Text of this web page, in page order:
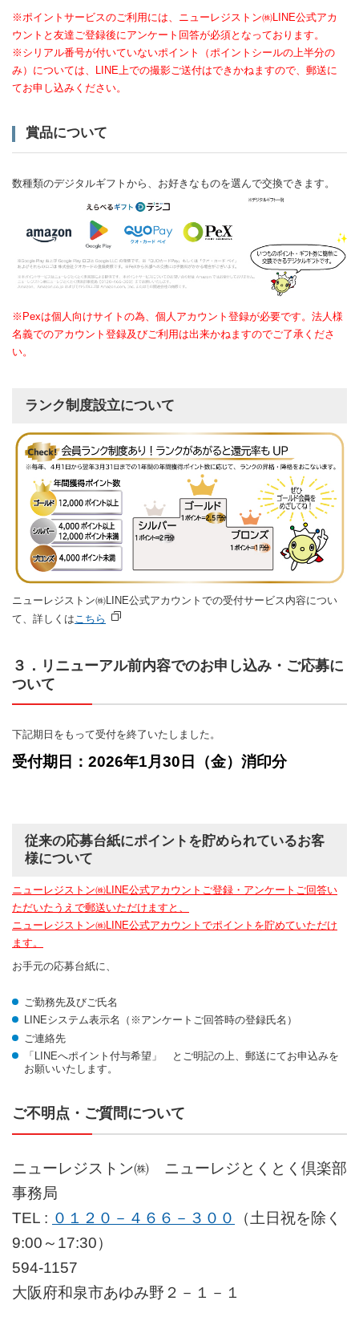
※ポイントサービスのご利用には、ニューレジストン㈱LINE公式アカ
ウントと友達ご登録後にアンケート回答が必須となっております。
※シリアル番号が付いていないポイント（ポイントシールの上半分の
み）については、LINE上での撮影ご送付はできかねますので、郵送に
てお申し込みください。
賞品について
数種類のデジタルギフトから、お好きなものを選んで交換できます。
※Pexは個人向けサイトの為、個人アカウント登録が必要です。法人様
名義でのアカウント登録及びご利用は出来かねますのでご了承くださ
い。
ランク制度設立について
ニューレジストン㈱LINE公式アカウントでの受付サービス内容につい
て、詳しくは こちら
３．リニューアル前内容でのお申し込み・ご応募に
ついて
下記期日をもって受付を終了いたしました。
受付期日：2026年1月30日（金）消印分
従来の応募台紙にポイントを貯められているお客
様について
ニューレジストン㈱LINE公式アカウントご登録・アンケートご回答い
ただいたうえで郵送いただけますと、
ニューレジストン㈱LINE公式アカウントでポイントを貯めていただけ
ます。
お手元の応募台紙に、
ご勤務先及びご氏名
LINEシステム表示名（※アンケートご回答時の登録氏名）
ご連絡先
「LINEへポイント付与希望」 とご明記の上、郵送にてお申込みを
お願いいたします。
ご不明点・ご質問について
ニューレジストン㈱ ニューレジとくとく倶楽部
事務局
TEL : ０１２０－４６６－３００
（土日祝を除く
9:00～17:30）
594-1157
大阪府和泉市あゆみ野２－１－１